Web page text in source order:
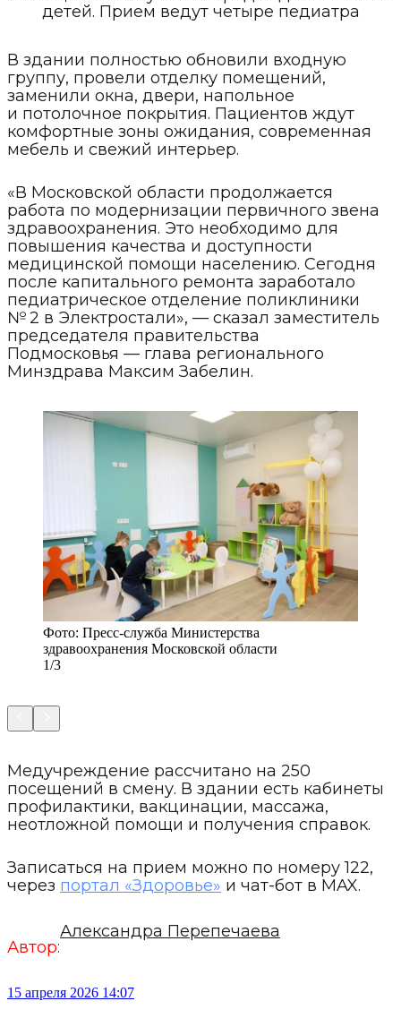
детей. Прием ведут четыре педиатра
В здании полностью обновили входную
группу, провели отделку помещений,
заменили окна, двери, напольное
и потолочное покрытия. Пациентов ждут
комфортные зоны ожидания, современная
мебель и свежий интерьер.
«В Московской области продолжается
работа по модернизации первичного звена
здравоохранения. Это необходимо для
повышения качества и доступности
медицинской помощи населению. Сегодня
после капитального ремонта заработало
педиатрическое отделение поликлиники
№ 2 в Электростали», — сказал заместитель
председателя правительства
Подмосковья — глава регионального
Минздрава Максим Забелин.
Фото: Пресс-служба Министерства
здравоохранения Московской области
1/3
Медучреждение рассчитано на 250
посещений в смену. В здании есть кабинеты
профилактики, вакцинации, массажа,
неотложной помощи и получения справок.
Записаться на прием можно по номеру 122,
через портал «Здоровье» и чат-бот в MAX.
Автор:
Александра Перепечаева
15 апреля 2026 14:07